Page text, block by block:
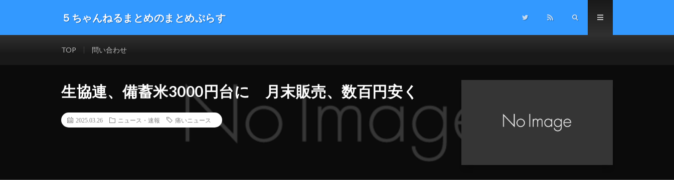
５ちゃんねるまとめのまとめぷらす
した。ネタ・速報 エンタメ 生活 趣味 漫画アニメ ゲーム サイエンス マネー 海外の反応
TOP 問い合わせ
生協連、備蓄米3000円台に 月末販売、数百円安く
2025.03.26 ニュース・速報 痛いニュース